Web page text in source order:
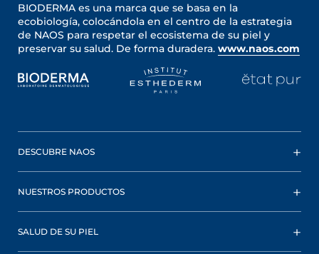
BIODERMA es una marca que se basa en la
ecobiología, colocándola en el centro de la estrategia
de NAOS para respetar el ecosistema de su piel y
preservar su salud. De forma duradera. www.naos.com
DESCUBRE NAOS
NUESTROS PRODUCTOS
SALUD DE SU PIEL